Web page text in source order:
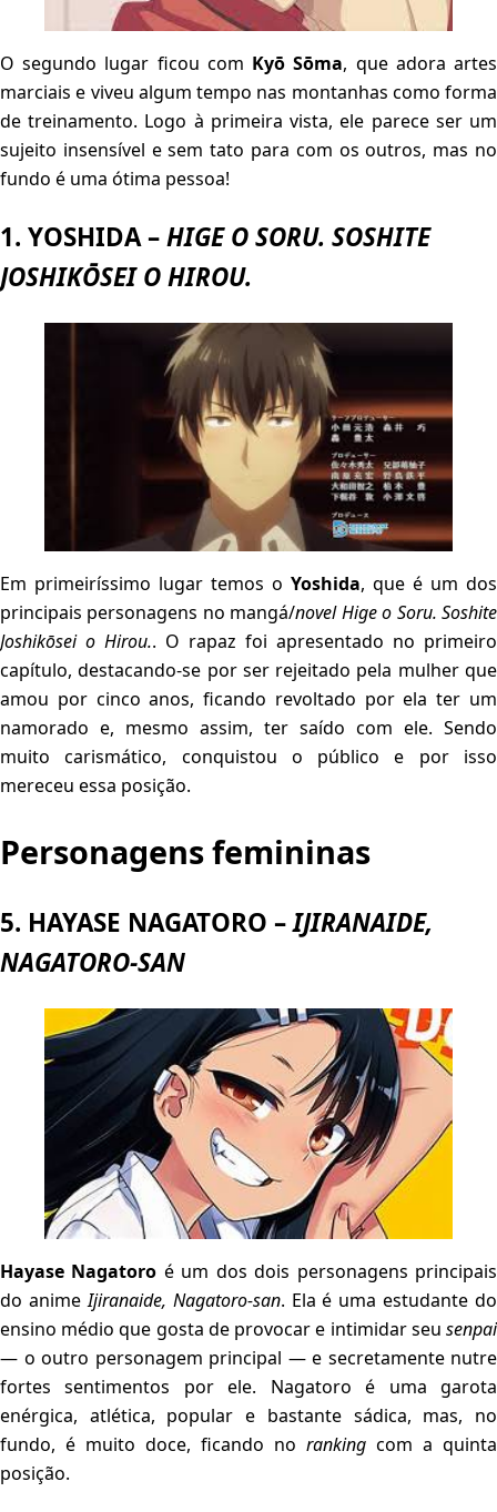
O segundo lugar ficou com Kyō Sōma, que adora artes
marciais e viveu algum tempo nas montanhas como forma
de treinamento. Logo à primeira vista, ele parece ser um
sujeito insensível e sem tato para com os outros, mas no
fundo é uma ótima pessoa!
1. YOSHIDA –HIGE O SORU. SOSHITE
JOSHIKŌSEI O HIROU.
Em primeiríssimo lugar temos o Yoshida, que é um dos
principais personagens no mangá/novel Hige o Soru. Soshite
Joshikōsei o Hirou.. O rapaz foi apresentado no primeiro
capítulo, destacando-se por ser rejeitado pela mulher que
amou por cinco anos, ficando revoltado por ela ter um
namorado e, mesmo assim, ter saído com ele. Sendo
muito carismático, conquistou o público e por isso
mereceu essa posição.
Personagens femininas
5. HAYASE NAGATORO –IJIRANAIDE,
NAGATORO-SAN
Hayase Nagatoro é um dos dois personagens principais
do animeIjiranaide, Nagatoro-san. Ela é uma estudante do
ensino médio que gosta de provocar e intimidar seu senpai
— o outro personagem principal — e secretamente nutre
fortes sentimentos por ele. Nagatoro é uma garota
enérgica, atlética, popular e bastante sádica, mas, no
fundo, é muito doce, ficando no ranking com a quinta
posição.